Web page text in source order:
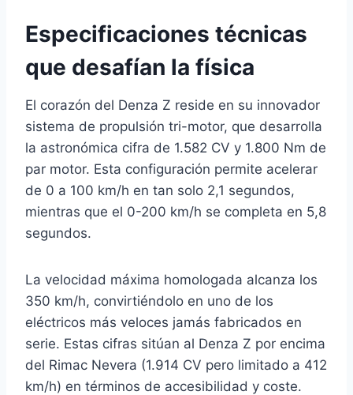
Especificaciones técnicas
que desafían la física
El corazón del Denza Z reside en su innovador
sistema de propulsión tri-motor, que desarrolla
la astronómica cifra de 1.582 CV y 1.800 Nm de
par motor. Esta configuración permite acelerar
de 0 a 100 km/h en tan solo 2,1 segundos,
mientras que el 0-200 km/h se completa en 5,8
segundos.
La velocidad máxima homologada alcanza los
350 km/h, convirtiéndolo en uno de los
eléctricos más veloces jamás fabricados en
serie. Estas cifras sitúan al Denza Z por encima
del Rimac Nevera (1.914 CV pero limitado a 412
km/h) en términos de accesibilidad y coste.